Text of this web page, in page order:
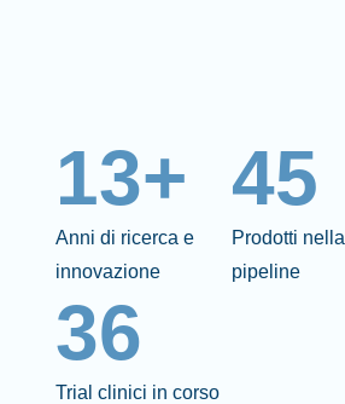
13+
Anni di ricerca e
innovazione
45
Prodotti nella
pipeline
36
Trial clinici in corso